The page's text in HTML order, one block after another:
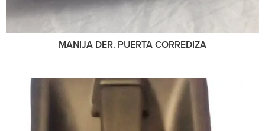
MANIJA DER. PUERTA CORREDIZA